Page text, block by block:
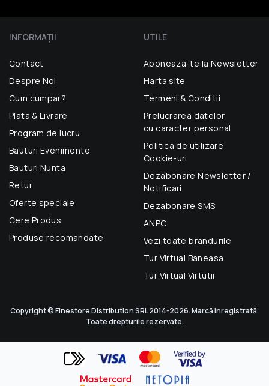
INFORMAŢII
Contact
Despre Noi
Cum cumpar?
Plata & Livrare
Program de lucru
Bauturi Evenimente
Bauturi Nunta
Retur
Oferte speciale
Cere Produs
Produse recomandate
UTILE
Aboneaza-te la Newsletter
Harta site
Termeni & Conditii
Prelucrarea datelor
cu caracter personal
Politica de utilizare
Cookie-uri
Dezabonare Newsletter /
Notificari
Dezabonare SMS
ANPC
Vezi toate brandurile
Tur Virtual Baneasa
Tur Virtual Virtutii
Copyright © Finestore Distribution SRL 2014-2026. Marcă inregistrată.
Toate drepturile rezervate.